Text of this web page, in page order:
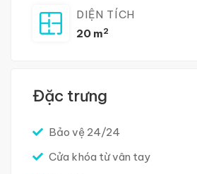
DIỆN TÍCH
20 m2
Đặc trưng
Bảo vệ 24/24
Cửa khóa từ vân tay